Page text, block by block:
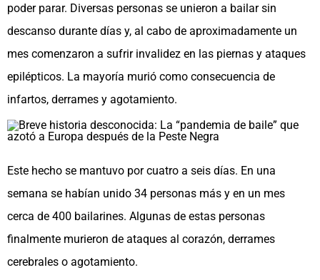
poder parar. Diversas personas se unieron a bailar sin
descanso durante días y, al cabo de aproximadamente un
mes comenzaron a sufrir invalidez en las piernas y ataques
epilépticos. La mayoría murió como consecuencia de
infartos, derrames y agotamiento.
Este hecho se mantuvo por cuatro a seis días. En una
semana se habían unido 34 personas más y en un mes
cerca de 400 bailarines. Algunas de estas personas
finalmente murieron de ataques al corazón, derrames
cerebrales o agotamiento.​